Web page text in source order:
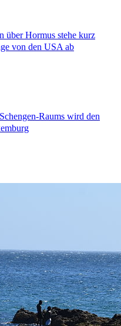
über Hormus stehe kurz
von den USA ab
Raums wird den